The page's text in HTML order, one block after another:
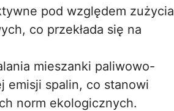
pod względem zużycia
co przekłada się na
mieszanki paliwowo-
emisji spalin, co stanowi
norm ekologicznych.